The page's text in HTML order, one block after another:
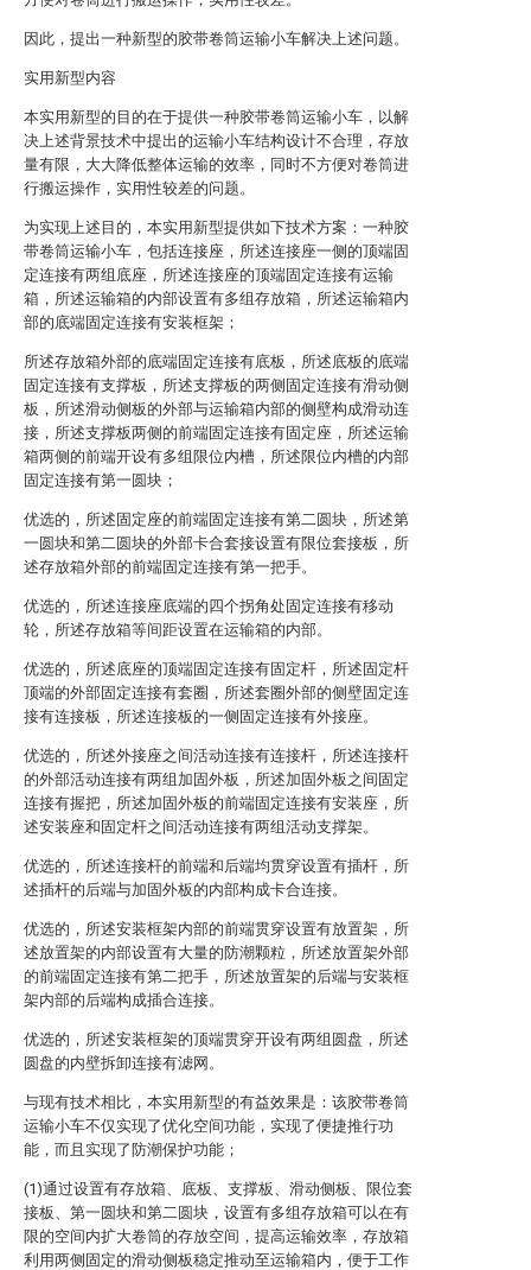
因此，提出一种新型的胶带卷筒运输小车解决上述问题。
实用新型内容
本实用新型的目的在于提供一种胶带卷筒运输小车，以解
决上述背景技术中提出的运输小车结构设计不合理，存放
量有限，大大降低整体运输的效率，同时不方便对卷筒进
行搬运操作，实用性较差的问题。
为实现上述目的，本实用新型提供如下技术方案：一种胶
带卷筒运输小车，包括连接座，所述连接座一侧的顶端固
定连接有两组底座，所述连接座的顶端固定连接有运输
箱，所述运输箱的内部设置有多组存放箱，所述运输箱内
部的底端固定连接有安装框架；
所述存放箱外部的底端固定连接有底板，所述底板的底端
固定连接有支撑板，所述支撑板的两侧固定连接有滑动侧
板，所述滑动侧板的外部与运输箱内部的侧壁构成滑动连
接，所述支撑板两侧的前端固定连接有固定座，所述运输
箱两侧的前端开设有多组限位内槽，所述限位内槽的内部
固定连接有第一圆块；
优选的，所述固定座的前端固定连接有第二圆块，所述第
一圆块和第二圆块的外部卡合套接设置有限位套接板，所
述存放箱外部的前端固定连接有第一把手。
优选的，所述连接座底端的四个拐角处固定连接有移动
轮，所述存放箱等间距设置在运输箱的内部。
优选的，所述底座的顶端固定连接有固定杆，所述固定杆
顶端的外部固定连接有套圈，所述套圈外部的侧壁固定连
接有连接板，所述连接板的一侧固定连接有外接座。
优选的，所述外接座之间活动连接有连接杆，所述连接杆
的外部活动连接有两组加固外板，所述加固外板之间固定
连接有握把，所述加固外板的前端固定连接有安装座，所
述安装座和固定杆之间活动连接有两组活动支撑架。
优选的，所述连接杆的前端和后端均贯穿设置有插杆，所
述插杆的后端与加固外板的内部构成卡合连接。
优选的，所述安装框架内部的前端贯穿设置有放置架，所
述放置架的内部设置有大量的防潮颗粒，所述放置架外部
的前端固定连接有第二把手，所述放置架的后端与安装框
架内部的后端构成插合连接。
优选的，所述安装框架的顶端贯穿开设有两组圆盘，所述
圆盘的内壁拆卸连接有滤网。
与现有技术相比，本实用新型的有益效果是：该胶带卷筒
运输小车不仅实现了优化空间功能，实现了便捷推行功
能，而且实现了防潮保护功能；
(1)通过设置有存放箱、底板、支撑板、滑动侧板、限位套
接板、第一圆块和第二圆块，设置有多组存放箱可以在有
限的空间内扩大卷筒的存放空间，提高运输效率，存放箱
利用两侧固定的滑动侧板稳定推动至运输箱内，便于工作